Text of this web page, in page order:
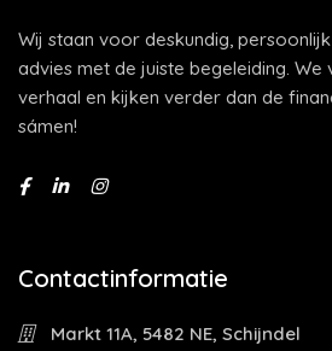
Wij staan voor deskundig,
advies met de juiste begeleiding. We
verhaal en kijken verder dan de
sámen!
Contactinformatie
Markt 11A, 5482 NE, Schijndel